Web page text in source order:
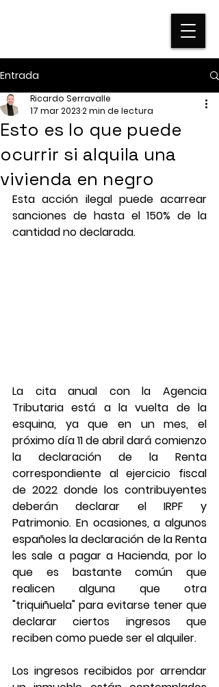
Entrada
Esto es lo que puede
ocurrir si alquila una
vivienda en negro
Ricardo Serravalle
17 mar 20232 min de lectura
Esta acción ilegal puede acarrear
sanciones de hasta el 150% de la
cantidad no declarada.
La cita anual con la Agencia
Tributaria está a la vuelta de la
esquina, ya que en un mes, el
próximo día 11 de abril dará comienzo
la declaración de la Renta
correspondiente al ejercicio fiscal
de 2022 donde los contribuyentes
deberán declarar el IRPF y
Patrimonio. En ocasiones, a algunos
españoles la declaración de la Renta
les sale a pagar a Hacienda, por lo
que es bastante común que
realicen alguna que otra
"triquiñuela" para evitarse tener que
declarar ciertos ingresos que
reciben como puede ser el alquiler.
Los ingresos recibidos por arrendar